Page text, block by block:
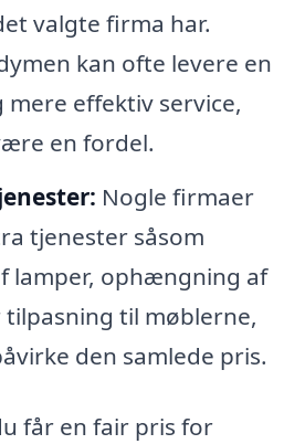
valgte firma har.
kan ofte levere en
effektiv service,
en fordel.
Nogle firmaer
tjenester såsom
lamper, ophængning af
til møblerne,
den samlede pris.
får en fair pris for